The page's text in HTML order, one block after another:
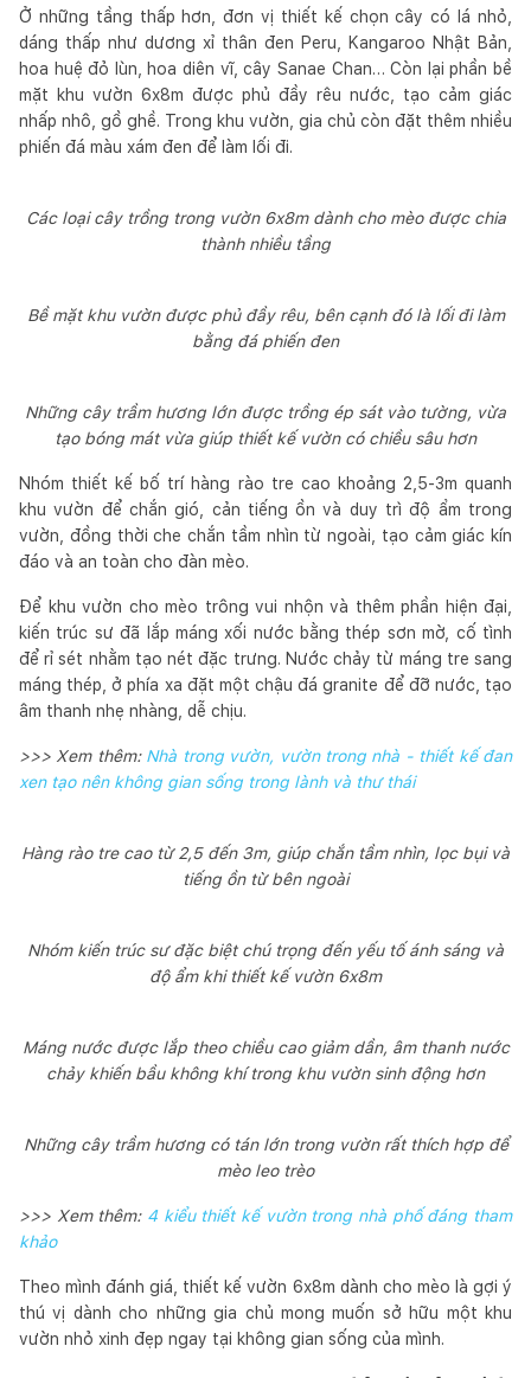
Ở những tầng thấp hơn, đơn vị thiết kế chọn cây có lá nhỏ,
dáng thấp như dương xỉ thân đen Peru, Kangaroo Nhật Bản,
hoa huệ đỏ lùn, hoa diên vĩ, cây Sanae Chan… Còn lại phần bề
mặt khu vườn 6x8m được phủ đầy rêu nước, tạo cảm giác
nhấp nhô, gồ ghề. Trong khu vườn, gia chủ còn đặt thêm nhiều
phiến đá màu xám đen để làm lối đi.
Các loại cây trồng trong vườn 6x8m dành cho mèo được chia
thành nhiều tầng
Bề mặt khu vườn được phủ đầy rêu, bên cạnh đó là lối đi làm
bằng đá phiến đen
Những cây trầm hương lớn được trồng ép sát vào tường, vừa
tạo bóng mát vừa giúp thiết kế vườn có chiều sâu hơn
Nhóm thiết kế bố trí hàng rào tre cao khoảng 2,5-3m quanh
khu vườn để chắn gió, cản tiếng ồn và duy trì độ ẩm trong
vườn, đồng thời che chắn tầm nhìn từ ngoài, tạo cảm giác kín
đáo và an toàn cho đàn mèo.
Để khu vườn cho mèo trông vui nhộn và thêm phần hiện đại,
kiến trúc sư đã lắp máng xối nước bằng thép sơn mờ, cố tình
để rỉ sét nhằm tạo nét đặc trưng. Nước chảy từ máng tre sang
máng thép, ở phía xa đặt một chậu đá granite để đỡ nước, tạo
âm thanh nhẹ nhàng, dễ chịu.
>>> Xem thêm: Nhà trong vườn, vườn trong nhà - thiết kế đan
xen tạo nên không gian sống trong lành và thư thái
Hàng rào tre cao từ 2,5 đến 3m, giúp chắn tầm nhìn, lọc bụi và
tiếng ồn từ bên ngoài
Nhóm kiến trúc sư đặc biệt chú trọng đến yếu tố ánh sáng và
độ ẩm khi thiết kế vườn 6x8m
Máng nước được lắp theo chiều cao giảm dần, âm thanh nước
chảy khiến bầu không khí trong khu vườn sinh động hơn
Những cây trầm hương có tán lớn trong vườn rất thích hợp để
mèo leo trèo
>>> Xem thêm: 4 kiểu thiết kế vườn trong nhà phố đáng tham
khảo
Theo mình đánh giá, thiết kế vườn 6x8m dành cho mèo là gợi ý
thú vị dành cho những gia chủ mong muốn sở hữu một khu
vườn nhỏ xinh đẹp ngay tại không gian sống của mình.